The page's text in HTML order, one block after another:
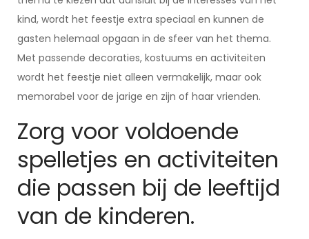
kind, wordt het feestje extra speciaal en kunnen de
gasten helemaal opgaan in de sfeer van het thema.
Met passende decoraties, kostuums en activiteiten
wordt het feestje niet alleen vermakelijk, maar ook
memorabel voor de jarige en zijn of haar vrienden.
Zorg voor voldoende
spelletjes en activiteiten
die passen bij de leeftijd
van de kinderen.